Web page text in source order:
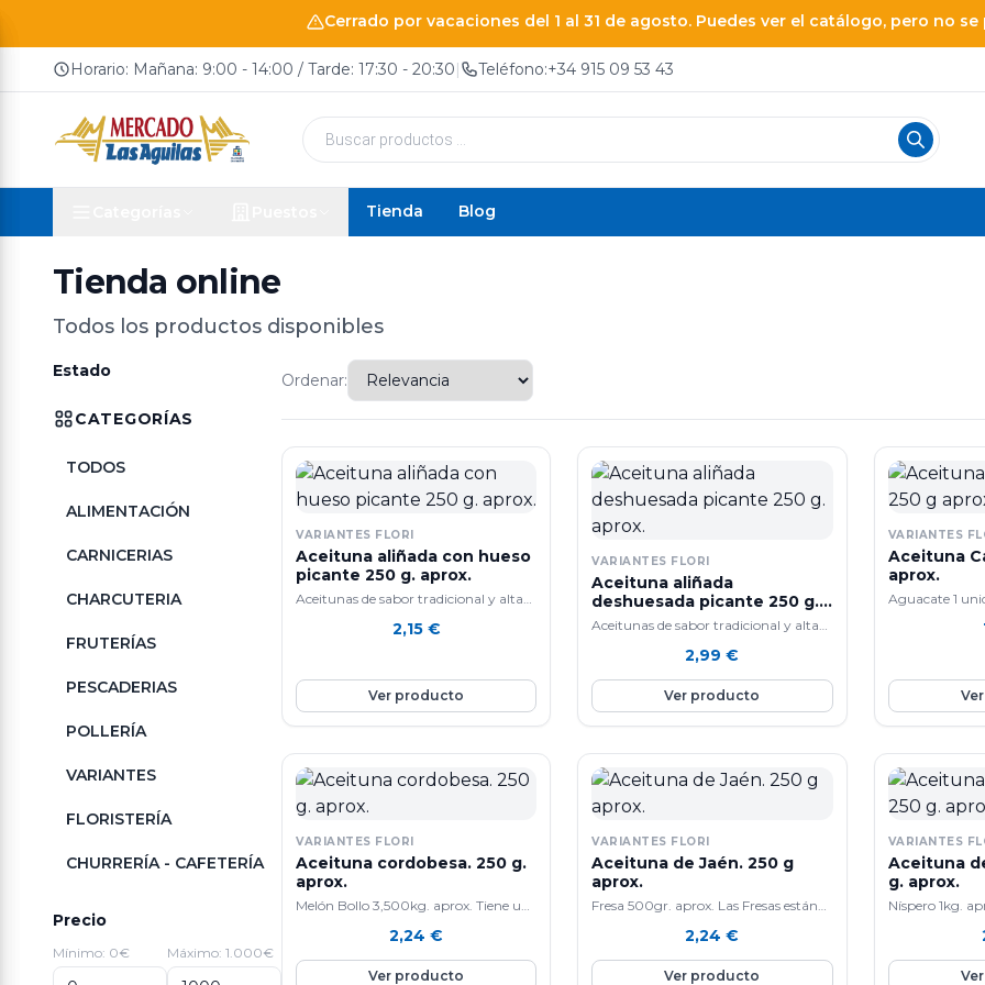
Cerrado por vacaciones del 1 al 31 de agosto. Puedes ver el catálogo, pero no
Horario: Mañana: 9:00 - 14:00 / Tarde: 17:30 - 20:30| Teléfono:+34 915 09 53 43
Búsqueda
productos
Tienda Blog
Tienda online
Todos los productos disponibles
Estado
CATEGORÍAS
TODOS
ALIMENTACIÓN
CARNICERIAS
CHARCUTERIA
FRUTERÍAS
PESCADERIAS
POLLERÍA
VARIANTES
FLORISTERÍA
CHURRERÍA - CAFETERÍA
Precio
Mínimo: 0€ Máximo: 1.000€
Ordenar:
VARIANTES FLORI
Aceituna aliñada con hueso
picante 250 g. aprox.
Aceitunas de sabor tradicional y alta
2,15 €
Ver producto
VARIANTES FLORI
Aceituna aliñada
deshuesada picante 250 g.
aprox.
Aceitunas de sabor tradicional y alta
2,99€
Ver producto
VARIANTES
Aceituna
aprox.
Aguacate 1
en un
propiedades
curioso
aguacate es
son los
grasas, que
peso. Aportan
necesidades
poco de pro
variedad de
magnesio,
cinc). el
las etapas de
moderar su
VARIANTES FLORI
Aceituna cordobesa. 250 g.
aprox.
Melón Bollo 3,500kg. aprox. Tiene un
contiene mucho colágeno. También
ayuda a la perdida de peso y a
2,24€
Ver producto
VARIANTES FLORI
Aceituna de Jaén. 250 g
aprox.
Fresa 500gr. aprox. Las Fresas están
pocas grasas e hidratos de carbono
por lo que es ideal para adelgazar en
2,24€
Ver producto
VARIANTES
Aceituna
g. aprox.
Níspero 1kg.
que es
aromática,